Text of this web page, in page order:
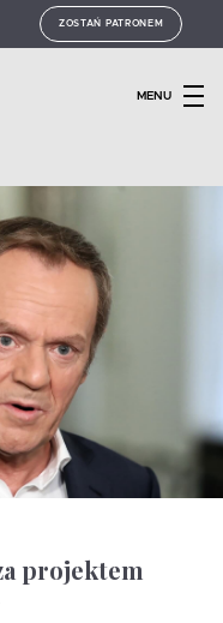
ZOSTAŃ PATRONEM
MENU
projektem